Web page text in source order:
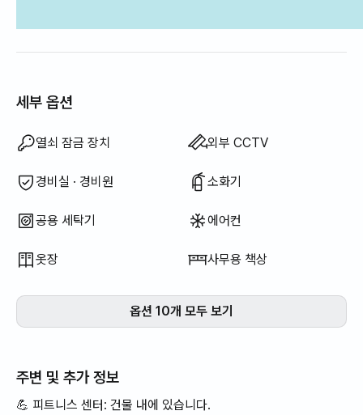
세부 옵션
열쇠 잠금 장치 외부 CCTV
경비실 · 경비원 소화기
공용 세탁기 에어컨
옷장 사무용 책상
이용 불가:
디지털 도어락
이용 불가:
와이파이
이용 불가:
TV
이용 불가:
가스레인지 · 인덕션
이용 불가:
냉장고
이용 불가:
전자레인지
이용 불가:
세탁기
이용 불가:
건조기
이용 불가:
공용 가스레인지 · 인덕션
이용 불가:
공용 냉장고
이용 불가:
공용 전자레인지
이용 불가:
공용 건조기
이용 불가:
침구류 제공
이용 불가:
추가 침구류 가능
이용 불가:
보일러 (도시가스)
이용 불가:
식탁 및 의자
이용 불가:
소파
암막 커튼
엘리베이터
이용 불가: 욕조
이용 불가: 비데
이용 불가: 드라이기
이용 불가: 필터 샤워기
이용 불가: 바디워시
이용 불가: 샴푸 · 린스
이용 불가: 비누
이용 불가: 화장지
이용 불가: 칫솔
이용 불가: 치약
이용 불가: 수건
이용 불가: 토퍼 · 접이식 매트리스
이용 불가: 블라인드
이용 불가: 빗자루
이용 불가: 세탁 세제
이용 불가: 섬유 유연제
이용 불가: 식기 세정제
이용 불가: 음식물 쓰레기 봉투
이용 불가: 쓰레기 봉투
이용 불가: 행주
이용 불가: 수세미
이용 불가: 청소기
이용 불가: 전기 주전자
이용 불가: 전기 밥솥
이용 불가: 조리 도구 (도마, 칼, 가위 등)
이용 불가: 냄비 · 후라이팬
이용 불가: 기본 식기 (그릇, 컵 등)
이용 불가: 야외 바베큐 시설
이용 불가: 무료 피트니스
이용 불가: 수영장
이용 불가: 무료 공용 사우나
이용 불가: 스파 · 월풀
이용 불가: 자쿠지 · 히노끼탕
이용 불가: 테라스
이용 불가: 행거
이용 불가: 좌식 식탁
이용 불가: 소파베드
이용 불가: 선풍기
이용 불가: 전기보일러
이용 불가: 기름(등유) 난방
이용 불가: LPG 가스
이용 불가: 신재생 에너지
이용 불가: 빔프로젝터
이용 불가: 유선 인터넷
이용 불가: 빨래 건조대
이용 불가: 다리미
이용 불가: 세탁건조기 일체형
옵션 10개 모두 보기
주변 및 추가 정보
💪 피트니스 센터: 건물 내에 있습니다.